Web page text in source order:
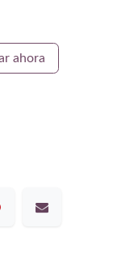
ahora